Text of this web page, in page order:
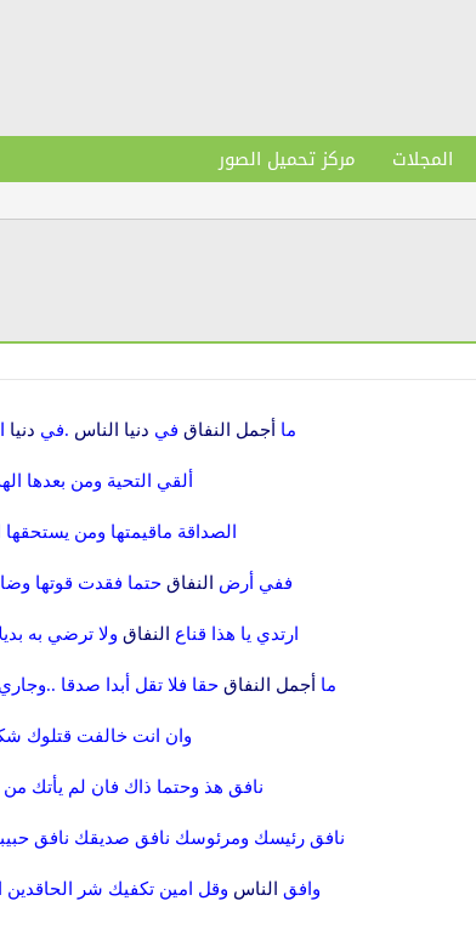
المجلات مركز تحميل الصور
ما أجمل النفاق في دنيا الناس .في دنيا
ألقي التحية ومن بعدها
الصداقة ماقيمتها ومن
ففي أرض النفاقحتما فقدت قوتها
ارتدي يا هذا قناع النفاق ولا ترضي به
ما أجمل النفاق حقا فلا تقل أبدا صدقا ..وجاري
وان انت خالفت قتلوك
نافق هذ وحتما ذاك فان لم يأتك
نافق رئيسك ومرئوسك نافق صديقك نافق
وافق الناس وقل امين تكفيك شر